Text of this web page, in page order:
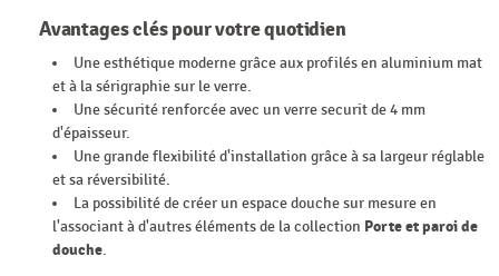
Avantages clés pour votre quotidien
Une esthétique moderne grâce aux profilés en aluminium mat
et à la sérigraphie sur le verre.
Une sécurité renforcée avec un verre securit de 4 mm
d'épaisseur.
Une grande flexibilité d'installation grâce à sa largeur réglable
et sa réversibilité.
La possibilité de créer un espace douche sur mesure en
l'associant à d'autres éléments de la collection Porte et paroi de
douche.